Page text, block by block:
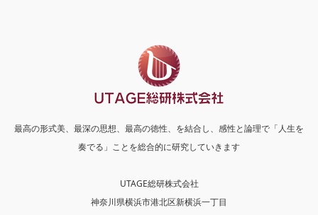
最高の形式美、最深の思想、最高の徳性、を結合し、感性と論理で「人生を
奏でる」ことを総合的に研究していきます
UTAGE総研株式会社
神奈川県横浜市港北区新横浜一丁目